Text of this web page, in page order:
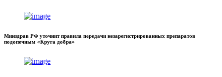
Минздрав РФ уточнит правила передачи незарегистрированных препаратов
подопечным «Круга добра»